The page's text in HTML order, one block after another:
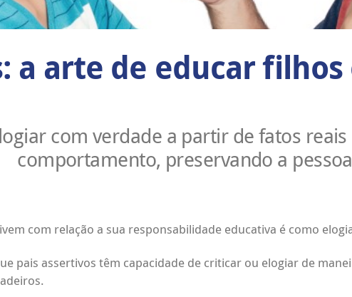
a arte de educar
com verdade a partir de fatos
comportamento, preservando a
com relação a sua responsabilidade educativa é como
pais assertivos têm capacidade de criticar ou elogiar de